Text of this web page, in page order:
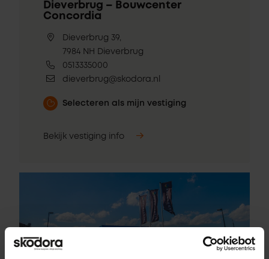
Dieverbrug – Bouwcenter
Concordia
Dieverbrug 39,
7984 NH Dieverbrug
0513335000
dieverbrug@skodora.nl
Selecteren als mijn vestiging
Bekijk vestiging info